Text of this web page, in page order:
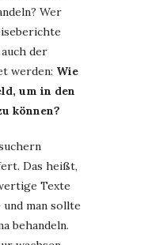
Wer
der
werden: Wie
um in den
können?
Das heißt,
Texte
man sollte
behandeln.